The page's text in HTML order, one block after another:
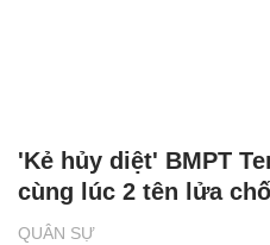
QUÂN SỰ
'Kẻ hủy diệt' BMPT
cùng lúc 2 tên lửa